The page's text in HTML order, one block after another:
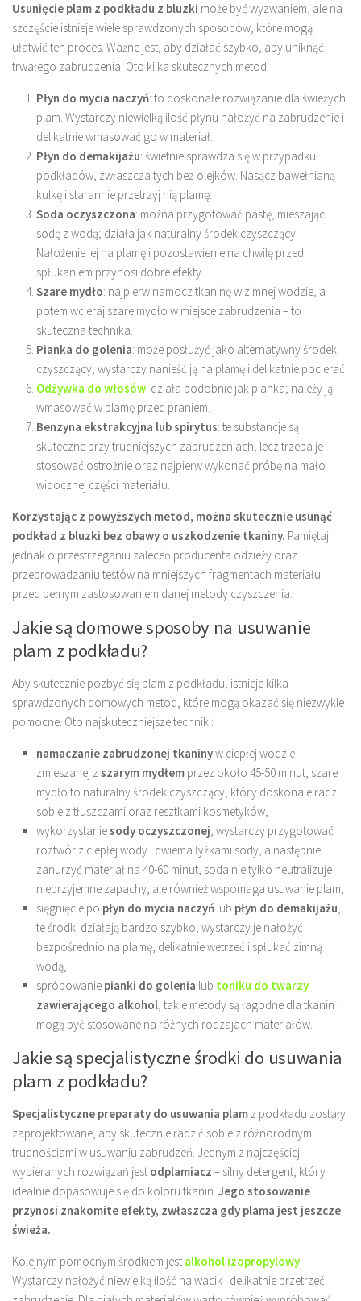
Usunięcie plam z podkładu z bluzki może być wyzwaniem, ale na
szczęście istnieje wiele sprawdzonych sposobów, które mogą
ułatwić ten proces. Ważne jest, aby działać szybko, aby uniknąć
trwałego zabrudzenia. Oto kilka skutecznych metod:
Płyn do mycia naczyń: to doskonałe rozwiązanie dla świeżych
plam. Wystarczy niewielką ilość płynu nałożyć na zabrudzenie i
delikatnie wmasować go w materiał.
Płyn do demakijażu: świetnie sprawdza się w przypadku
podkładów, zwłaszcza tych bez olejków. Nasącz bawełnianą
kulkę i starannie przetrzyj nią plamę.
Soda oczyszczona: można przygotować pastę, mieszając
sodę z wodą; działa jak naturalny środek czyszczący.
Nałożenie jej na plamę i pozostawienie na chwilę przed
spłukaniem przynosi dobre efekty.
Szare mydło: najpierw namocz tkaninę w zimnej wodzie, a
potem wcieraj szare mydło w miejsce zabrudzenia – to
skuteczna technika.
Pianka do golenia: może posłużyć jako alternatywny środek
czyszczący; wystarczy nanieść ją na plamę i delikatnie pocierać.
Odżywka do włosów: działa podobnie jak pianka; należy ją
wmasować w plamę przed praniem.
Benzyna ekstrakcyjna lub spirytus: te substancje są
skuteczne przy trudniejszych zabrudzeniach, lecz trzeba je
stosować ostrożnie oraz najpierw wykonać próbę na mało
widocznej części materiału.
Korzystając z powyższych metod, można skutecznie usunąć
podkład z bluzki bez obawy o uszkodzenie tkaniny. Pamiętaj
jednak o przestrzeganiu zaleceń producenta odzieży oraz
przeprowadzaniu testów na mniejszych fragmentach materiału
przed pełnym zastosowaniem danej metody czyszczenia.
Jakie są domowe sposoby na usuwanie
plam z podkładu?
Aby skutecznie pozbyć się plam z podkładu, istnieje kilka
sprawdzonych domowych metod, które mogą okazać się niezwykle
pomocne. Oto najskuteczniejsze techniki:
namaczanie zabrudzonej tkaninyw ciepłej wodzie
zmieszanej z szarym mydłem przez około 45-50 minut, szare
mydło to naturalny środek czyszczący, który doskonale radzi
sobie z tłuszczami oraz resztkami kosmetyków,
wykorzystaniesody oczyszczonej, wystarczy przygotować
roztwór z ciepłej wody i dwiema łyżkami sody, a następnie
zanurzyć materiał na 40-60 minut, soda nie tylko neutralizuje
nieprzyjemne zapachy, ale również wspomaga usuwanie plam,
sięgnięcie po płyn do mycia naczyń lub płyn do demakijażu,
te środki działają bardzo szybko; wystarczy je nałożyć
bezpośrednio na plamę, delikatnie wetrzeć i spłukać zimną
wodą,
spróbowanie pianki do golenia lub toniku do twarzy
zawierającego alkohol, takie metody są łagodne dla tkanin i
mogą być stosowane na różnych rodzajach materiałów.
Jakie są specjalistyczne środki do usuwania
plam z podkładu?
Specjalistyczne preparaty do usuwania plam z podkładu zostały
zaprojektowane, aby skutecznie radzić sobie z różnorodnymi
trudnościami w usuwaniu zabrudzeń. Jednym z najczęściej
wybieranych rozwiązań jest odplamiacz – silny detergent, który
idealnie dopasowuje się do koloru tkanin. Jego stosowanie
przynosi znakomite efekty, zwłaszcza gdy plama jest jeszcze
świeża.
Kolejnym pomocnym środkiem jest alkohol izopropylowy.
Wystarczy nałożyć niewielką ilość na wacik i delikatnie przetrzeć